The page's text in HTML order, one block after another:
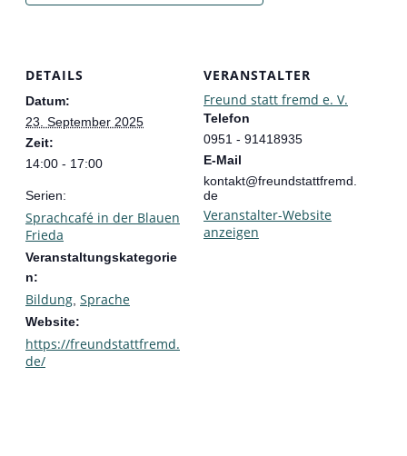
DETAILS
Datum:
23. September 2025
Zeit:
14:00 - 17:00
Serien:
Sprachcafé in der Blauen
Frieda
Veranstaltungskategorie
n:
Bildung Sprache
Website:
https://freundstattfremd.
de/
VERANSTALTER
Freund statt fremd e. V.
Telefon
0951 - 91418935
E-Mail
kontakt@freundstattfremd.
de
Veranstalter-Website
anzeigen